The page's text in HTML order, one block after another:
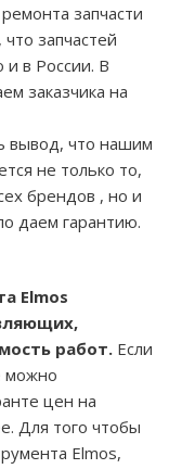
запчасти
запчастей
и в России. В
заказчика на
вывод, что нашим
не только то,
брендов , но и
даем гарантию.
Elmos
работ. Если
можно
цен на
Для того чтобы
Elmos,